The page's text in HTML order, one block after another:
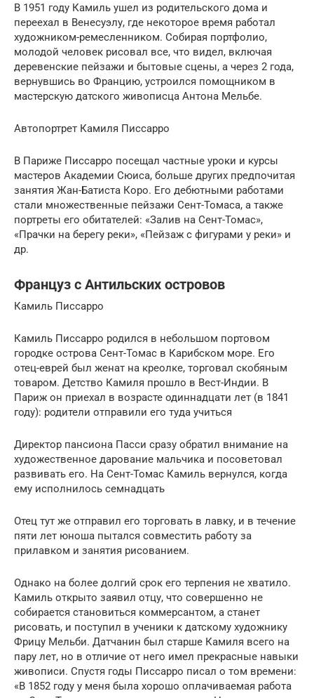
В 1951 году Камиль ушел из родительского дома и
переехал в Венесуэлу, где некоторое время работал
художником-ремесленником. Собирая портфолио,
молодой человек рисовал все, что видел, включая
деревенские пейзажи и бытовые сцены, а через 2 года,
вернувшись во Францию, устроился помощником в
мастерскую датского живописца Антона Мельбе.
Автопортрет Камиля Писсарро
В Париже Писсарро посещал частные уроки и курсы
мастеров Академии Сюиса, больше других предпочитая
занятия Жан-Батиста Коро. Его дебютными работами
стали множественные пейзажи Сент-Томаса, а также
портреты его обитателей: «Залив на Сент-Томас»,
«Прачки на берегу реки», «Пейзаж с фигурами у реки» и
др.
Француз с Антильских островов
Камиль Писсарро
Камиль Писсарро родился в небольшом портовом
городке острова Сент-Томас в Карибском море. Его
отец-еврей был женат на креолке, торговал скобяным
товаром. Детство Камиля прошло в Вест-Индии. В
Париж он приехал в возрасте одиннадцати лет (в 1841
году): родители отправили его туда учиться
Директор пансиона Пасси сразу обратил внимание на
художественное дарование мальчика и посоветовал
развивать его. На Сент-Томас Камиль вернулся, когда
ему исполнилось семнадцать
Отец тут же отправил его торговать в лавку, и в течение
пяти лет юноша пытался совместить работу за
прилавком и занятия рисованием.
Однако на более долгий срок его терпения не хватило.
Камиль открыто заявил отцу, что совершенно не
собирается становиться коммерсантом, а станет
рисовать, и поступил в ученики к датскому художнику
Фрицу Мельби. Датчанин был старше Камиля всего на
пару лет, но в отличие от него имел прекрасные навыки
живописи. Спустя годы Писсарро писал о том времени:
«В 1852 году у меня была хорошо оплачиваемая работа